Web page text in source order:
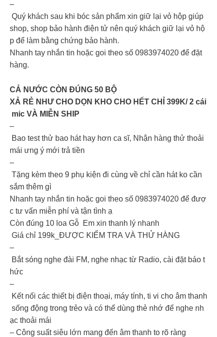
–
Quý khách sau khi bóc sản phẩm xin giữ lại vỏ hộp giúp
shop, shop bảo hành điện tử nên quý khách giữ lại vỏ hộ
p để làm bằng chứng bảo hành.
Nhanh tay nhắn tin hoặc goi theo số 0983974020 để đặt
hàng.
CẢ NƯỚC CÒN ĐÚNG 50 BỘ
XẢ RẺ NHƯ CHO DỌN KHO CHO HẾT CHỈ 399K/ 2 cái
mic VÀ MIỄN SHIP
–
Bao test thử bao hát hay hơn ca sĩ, Nhận hàng thử thoải
mái ưng ý mới trả tiền
–
Tặng kèm theo 9 phụ kiện đi cùng về chỉ cần hát ko cần
sắm thêm gì
Nhanh tay nhắn tin hoặc goi theo số 0983974020 để đượ
c tư vấn miễn phí và tận tình ạ
Còn đúng 10 loa Gỗ Em xin thanh lý nhanh
️ Giá chỉ 199k_ĐƯỢC KIỂM TRA VÀ THỬ HÀNG
–
Bắt sóng nghe đài FM, nghe nhạc từ Radio, cài đặt báo t
hức
–
Kết nối các thiết bị điện thoại, máy tính, ti vi cho âm thanh
sống động trong trẻo và có thể dùng thẻ nhớ để nghe nh
ạc thoải mái
– Công suất siêu lớn mang đến âm thanh to rõ ràng